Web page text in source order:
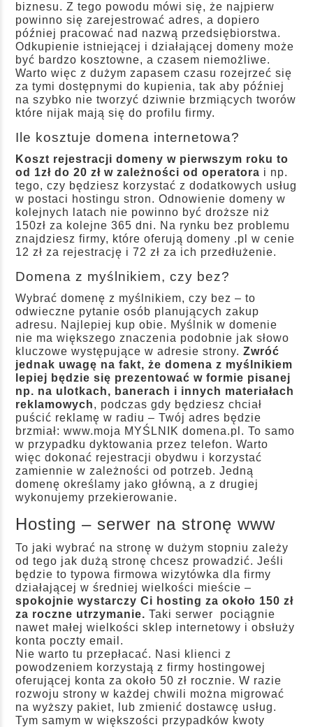
biznesu. Z tego powodu mówi się, że najpierw
powinno się zarejestrować adres, a dopiero
później pracować nad nazwą przedsiębiorstwa.
Odkupienie istniejącej i działającej domeny może
być bardzo kosztowne, a czasem niemożliwe.
Warto więc z dużym zapasem czasu rozejrzeć się
za tymi dostępnymi do kupienia, tak aby później
na szybko nie tworzyć dziwnie brzmiących tworów
które nijak mają się do profilu firmy.
Ile kosztuje domena internetowa?
Koszt rejestracji domeny w pierwszym roku to
od 1zł do 20 zł w zależności od operatora i np.
tego, czy będziesz korzystać z dodatkowych usług
w postaci hostingu stron. Odnowienie domeny w
kolejnych latach nie powinno być droższe niż
150zł za kolejne 365 dni. Na rynku bez problemu
znajdziesz firmy, które oferują domeny .pl w cenie
12 zł za rejestrację i 72 zł za ich przedłużenie.
Domena z myślnikiem, czy bez?
Wybrać domenę z myślnikiem, czy bez – to
odwieczne pytanie osób planujących zakup
adresu. Najlepiej kup obie. Myślnik w domenie
nie ma większego znaczenia podobnie jak słowo
kluczowe występujące w adresie strony.Zwróć
jednak uwagę na fakt, że domena z myślnikiem
lepiej będzie się prezentować w formie pisanej
np. na ulotkach, banerach i innych materiałach
reklamowych, podczas gdy będziesz chciał
puścić reklamę w radiu – Twój adres będzie
brzmiał: www.moja MYŚLNIK domena.pl. To samo
w przypadku dyktowania przez telefon. Warto
więc dokonać rejestracji obydwu i korzystać
zamiennie w zależności od potrzeb. Jedną
domenę określamy jako główną, a z drugiej
wykonujemy przekierowanie.
Hosting – serwer na stronę www
To jaki wybrać na stronę w dużym stopniu zależy
od tego jak dużą stronę chcesz prowadzić. Jeśli
będzie to typowa firmowa wizytówka dla firmy
działającej w średniej wielkości mieście –
spokojnie wystarczy Ci hosting za około 150 zł
za roczne utrzymanie. Taki serwer pociągnie
nawet małej wielkości sklep internetowy i obsłuży
konta poczty email.
Nie warto tu przepłacać. Nasi klienci z
powodzeniem korzystają z firmy hostingowej
oferującej konta za około 50 zł rocznie. W razie
rozwoju strony w każdej chwili można migrować
na wyższy pakiet, lub zmienić dostawcę usług.
Tym samym w większości przypadków kwoty